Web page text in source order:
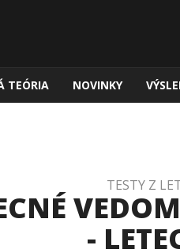
TEÓRIA NOVINKY
TESTY Z
-